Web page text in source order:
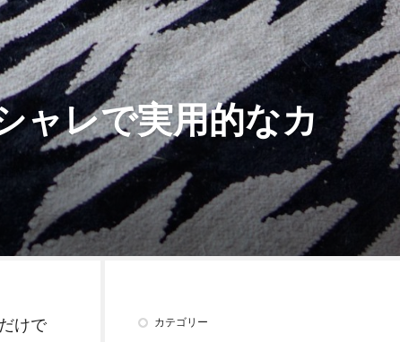
ャレで実用的なカ
けで
カテゴリー